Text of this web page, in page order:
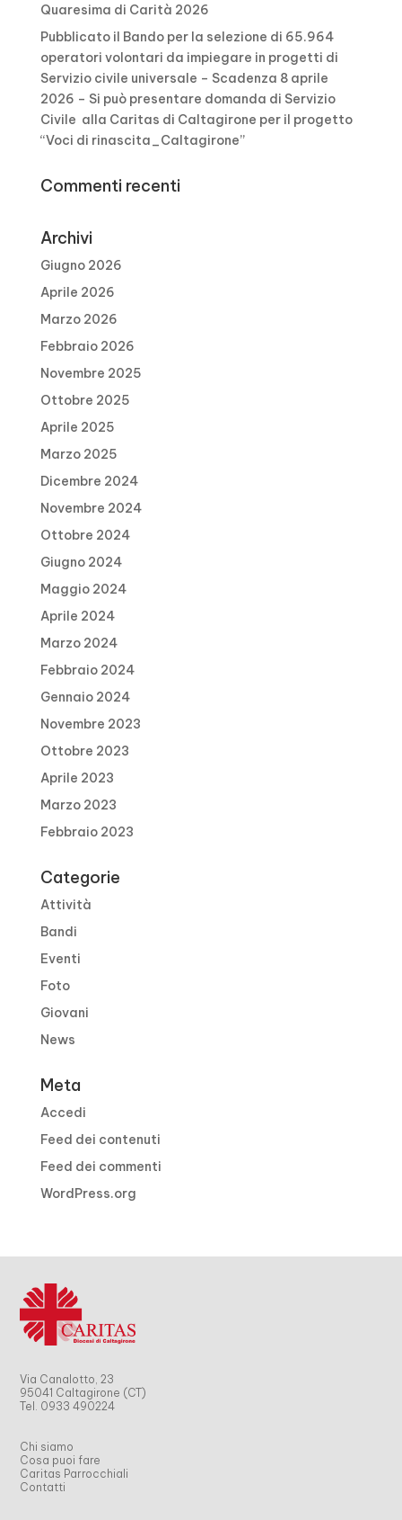
Quaresima di Carità 2026
Pubblicato il Bando per la selezione di 65.964
operatori volontari da impiegare in progetti di
Servizio civile universale – Scadenza 8 aprile
2026 – Si può presentare domanda di Servizio
Civile alla Caritas di Caltagirone per il progetto
“Voci di rinascita_Caltagirone”
Commenti recenti
Archivi
Giugno 2026
Aprile 2026
Marzo 2026
Febbraio 2026
Novembre 2025
Ottobre 2025
Aprile 2025
Marzo 2025
Dicembre 2024
Novembre 2024
Ottobre 2024
Giugno 2024
Maggio 2024
Aprile 2024
Marzo 2024
Febbraio 2024
Gennaio 2024
Novembre 2023
Ottobre 2023
Aprile 2023
Marzo 2023
Febbraio 2023
Categorie
Attività
Bandi
Eventi
Foto
Giovani
News
Meta
Accedi
Feed dei contenuti
Feed dei commenti
WordPress.org
Via Canalotto, 23
95041 Caltagirone (CT)
Tel. 0933 490224
Chi siamo
Cosa puoi fare
Caritas Parrocchiali
Contatti